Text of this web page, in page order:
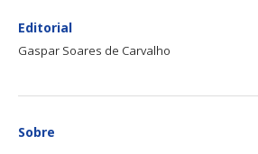
Editorial
Gaspar Soares de Carvalho
Sobre